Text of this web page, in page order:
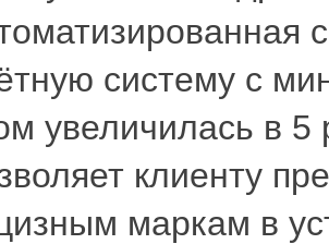
систему с
увеличилась в
клиенту
маркам в